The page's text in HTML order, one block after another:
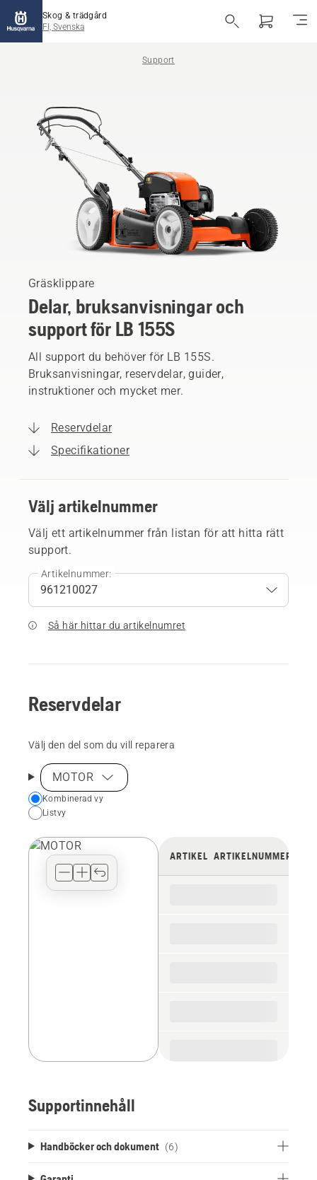
Skog & trädgård
FI, Svenska
Support
Gräsklippare
Delar, bruksanvisningar och
support för LB 155S
All support du behöver för LB 155S.
Bruksanvisningar, reservdelar, guider,
instruktioner och mycket mer.
Reservdelar
Specifikationer
Välj artikelnummer
Välj ett artikelnummer från listan för att hitta rätt
support.
Artikelnummer:
Så här hittar du artikelnumret
Reservdelar
Välj den del som du vill reparera
MOTOR
Choose
your
view
Kombinerad vy
Listvy
ARTIKEL ARTIKELNUMMER
Supportinnehåll
Handböcker och dokument (6)